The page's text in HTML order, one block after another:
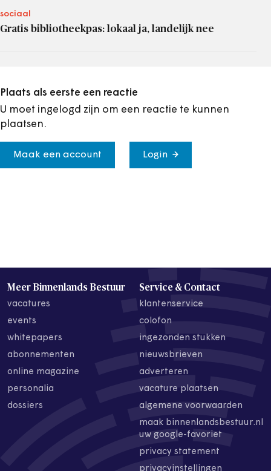
sociaal
Gratis bibliotheekpas: lokaal ja, landelijk nee
Plaats als eerste een reactie
U moet ingelogd zijn om een reactie te kunnen
plaatsen.
Maak een account Login
Meer Binnenlands Bestuur
vacatures
events
whitepapers
abonnementen
online magazine
personalia
dossiers
Service & Contact
klantenservice
colofon
ingezonden stukken
nieuwsbrieven
adverteren
vacature plaatsen
algemene voorwaarden
maak binnenlandsbestuur.nl
uw google-favoriet
privacy statement
privacyinstellingen